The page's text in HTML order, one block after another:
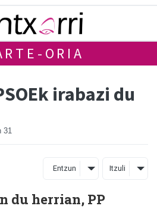
ORIA
irabazi du
31
Entzun Itzuli
du herrian, PP